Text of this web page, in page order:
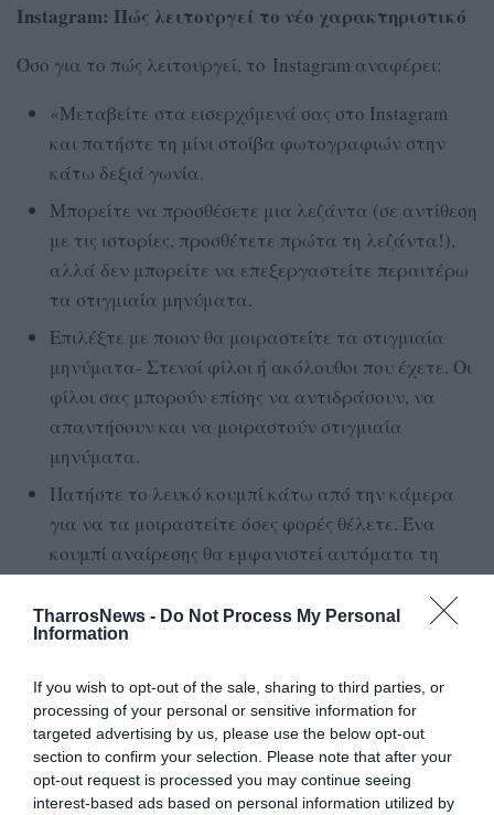
TharrosNews - Do Not Process My Personal
Information
If you wish to opt-out of the sale, sharing to third parties, or
processing of your personal or sensitive information for
targeted advertising by us, please use the below opt-out
section to confirm your selection. Please note that after your
opt-out request is processed you may continue seeing
interest-based ads based on personal information utilized by
Instagram: Πώς λειτουργεί το νέο χαρακτηριστικό
Όσο για το πώς λειτουργεί, το Instagram αναφέρει:
«Μεταβείτε στα εισερχόμενά σας στο Instagram
και πατήστε τη μίνι στοίβα φωτογραφιών στην
κάτω δεξιά γωνία.
Μπορείτε να προσθέσετε μια λεζάντα (σε αντίθεση
με τις ιστορίες, προσθέτετε πρώτα τη λεζάντα!),
αλλά δεν μπορείτε να επεξεργαστείτε περαιτέρω
τα στιγμιαία μηνύματα.
Επιλέξτε με ποιον θα μοιραστείτε τα στιγμιαία
μηνύματα- Στενοί φίλοι ή ακόλουθοι που έχετε. Οι
φίλοι σας μπορούν επίσης να αντιδράσουν, να
απαντήσουν και να μοιραστούν στιγμιαία
μηνύματα.
Πατήστε το λευκό κουμπί κάτω από την κάμερα
για να τα μοιραστείτε όσες φορές θέλετε. Ένα
κουμπί αναίρεσης θα εμφανιστεί αυτόματα τη
στιγμή που θα μοιραστείτε ένα στιγμιαίο μήνυμα
σε περίπτωση που θέλετε να το αναιρέσετε
γρήγορα πριν κοινοποιηθεί σε φίλους.
Τα στιγμιαία μηνύματα που μοιράζεστε θα
εμφανίζονται ως στοίβα φωτογραφιών στην κάτω
δεξιά γωνία των εισερχομένων των φίλων σας και
θα εξαφανίζονται μετά την προβολή τους».